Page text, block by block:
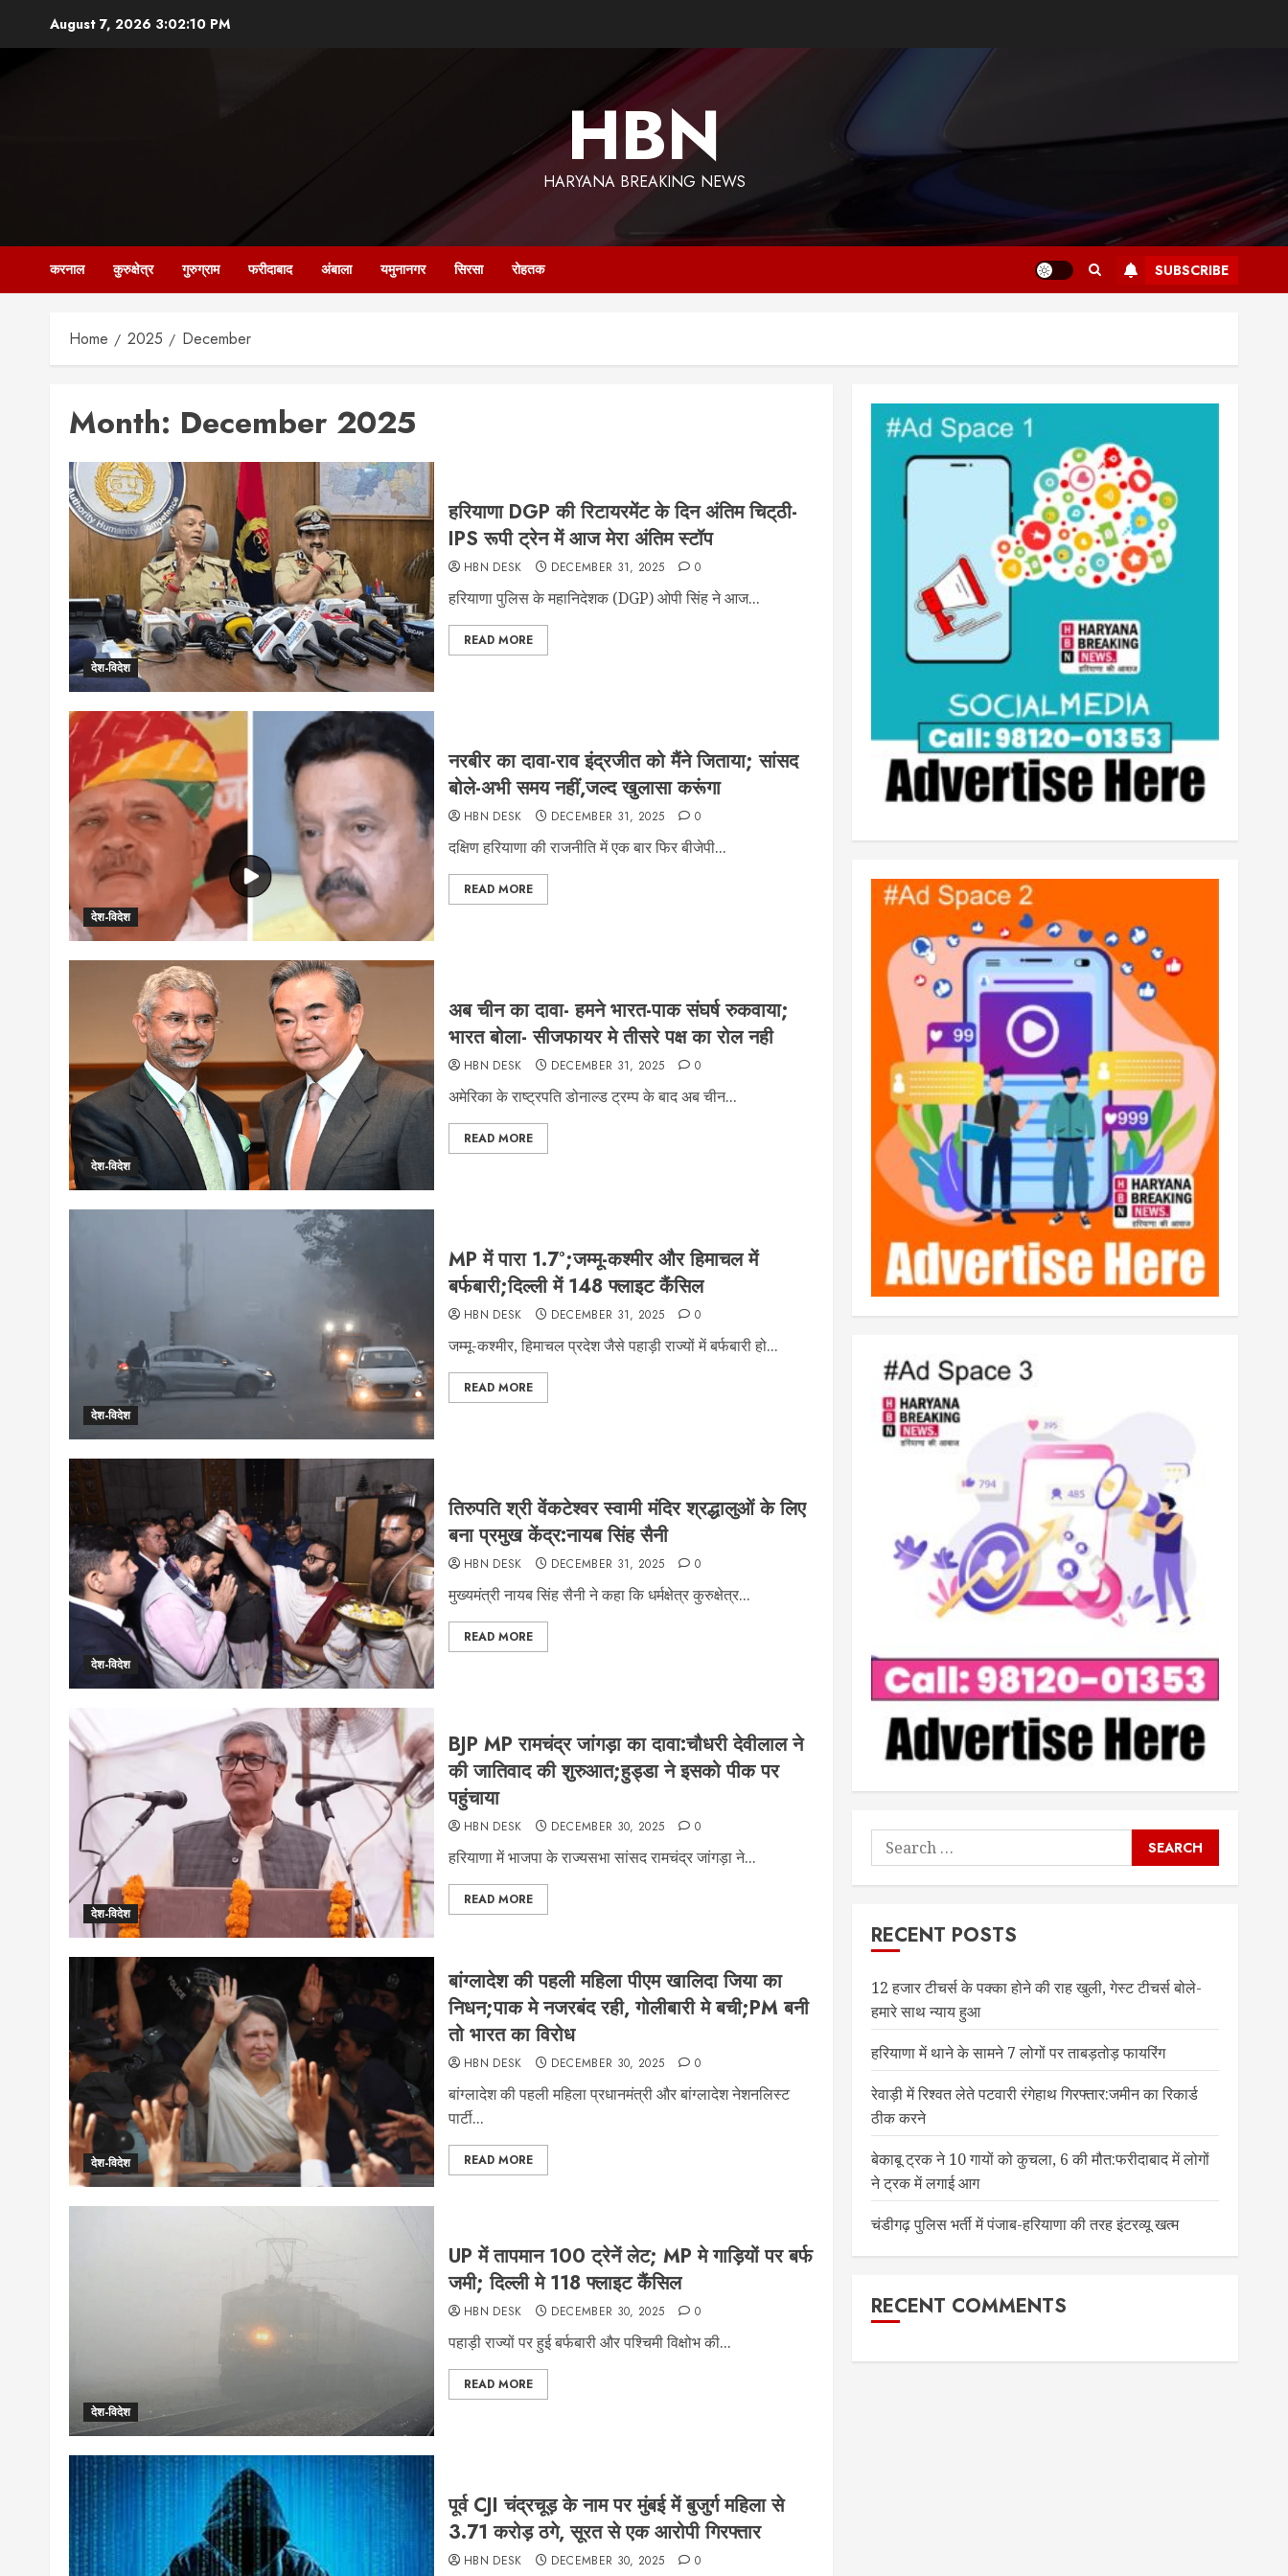
August 7, 2026 3:02:11 PM
HBN
HARYANA BREAKING NEWS
करनाल कुरुक्षेत्र गुरुग्राम फरीदाबाद अंबाला यमुनानगर सिरसा रोहतक SUBSCRIBE
Home 2025 December
Month: December 2025
देश-विदेश
हरियाणा DGP की रिटायरमेंट के दिन अंतिम चिट्‌ठी-
IPS रूपी ट्रेन में आज मेरा अंतिम स्टॉप
HBN DESK DECEMBER 31, 2025 0
हरियाणा पुलिस के महानिदेशक (DGP) ओपी सिंह ने आज...
READ MORE
देश-विदेश
नरबीर का दावा-राव इंद्रजीत को मैंने जिताया; सांसद
बोले-अभी समय नहीं,जल्द खुलासा करूंगा
HBN DESK DECEMBER 31, 2025 0
दक्षिण हरियाणा की राजनीति में एक बार फिर बीजेपी...
READ MORE
देश-विदेश
अब चीन का दावा- हमने भारत-पाक संघर्ष रुकवाया;
भारत बोला- सीजफायर मे तीसरे पक्ष का रोल नही
HBN DESK DECEMBER 31, 2025 0
अमेरिका के राष्ट्रपति डोनाल्ड ट्रम्प के बाद अब चीन...
READ MORE
देश-विदेश
MP में पारा 1.7°;जम्मू-कश्मीर और हिमाचल में
बर्फबारी;दिल्ली में 148 फ्लाइट कैंसिल
HBN DESK DECEMBER 31, 2025 0
जम्मू-कश्मीर, हिमाचल प्रदेश जैसे पहाड़ी राज्यों में बर्फबारी हो...
READ MORE
देश-विदेश
तिरुपति श्री वेंकटेश्वर स्वामी मंदिर श्रद्धालुओं के लिए
बना प्रमुख केंद्र:नायब सिंह सैनी
HBN DESK DECEMBER 31, 2025 0
मुख्यमंत्री नायब सिंह सैनी ने कहा कि धर्मक्षेत्र कुरुक्षेत्र...
READ MORE
देश-विदेश
BJP MP रामचंद्र जांगड़ा का दावा:चौधरी देवीलाल ने
की जातिवाद की शुरुआत;हुड्डा ने इसको पीक पर
पहुंचाया
HBN DESK DECEMBER 30, 2025 0
हरियाणा में भाजपा के राज्यसभा सांसद रामचंद्र जांगड़ा ने...
READ MORE
देश-विदेश
बांग्लादेश की पहली महिला पीएम खालिदा जिया का
निधन;पाक मे नजरबंद रही, गोलीबारी मे बची;PM बनी
तो भारत का विरोध
HBN DESK DECEMBER 30, 2025 0
बांग्लादेश की पहली महिला प्रधानमंत्री और बांग्लादेश नेशनलिस्ट
पार्टी...
READ MORE
देश-विदेश
UP में तापमान 100 ट्रेनें लेट; MP मे गाड़ियों पर बर्फ
जमी; दिल्ली मे 118 फ्लाइट कैंसिल
HBN DESK DECEMBER 30, 2025 0
पहाड़ी राज्यों पर हुई बर्फबारी और पश्चिमी विक्षोभ की...
READ MORE
पूर्व CJI चंद्रचूड़ के नाम पर मुंबई में बुजुर्ग महिला से
3.71 करोड़ ठगे, सूरत से एक आरोपी गिरफ्तार
HBN DESK DECEMBER 30, 2025 0
Search
for:
RECENT POSTS
12 हजार टीचर्स के पक्का होने की राह खुली, गेस्ट टीचर्स बोले-
हमारे साथ न्याय हुआ
हरियाणा में थाने के सामने 7 लोगों पर ताबड़तोड़ फायरिंग
रेवाड़ी में रिश्वत लेते पटवारी रंगेहाथ गिरफ्तार:जमीन का रिकार्ड
ठीक करने
बेकाबू ट्रक ने 10 गायों को कुचला, 6 की मौत:फरीदाबाद में लोगों
ने ट्रक में लगाई आग
चंडीगढ़ पुलिस भर्ती में पंजाब-हरियाणा की तरह इंटरव्यू खत्म
RECENT COMMENTS